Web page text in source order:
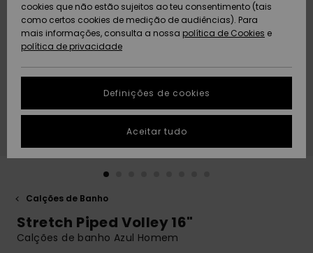
Artigos
recém-
chegados
Coleções
Artigos
recém-
chegados
Highlights
Community
AJUDA
Protecção de
dados
Guia de
tamanhos
conversa para
obteres a
resposta mais
conversa
SUSTAINABILITY
PRESENTE
DESEJO
Calções de Banho
Stretch Piped Volley 16"
Calções de banho Azul Homem
cookies que não estão sujeitos ao teu consentimento (tais
como certos cookies de medição de audiências). Para
mais informações, consulta a nossa política de Cookies e
política de privacidade
Definições de cookies
Aceitar tudo